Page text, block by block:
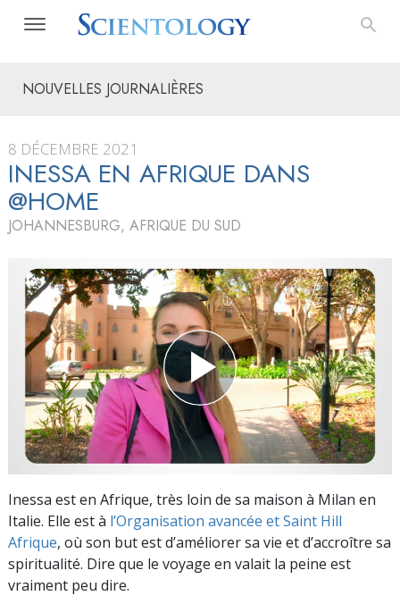
NOUVELLES JOURNALIÈRES
8 DÉCEMBRE 2021
INESSA EN AFRIQUE DANS
@HOME
JOHANNESBURG, AFRIQUE DU SUD
Inessa est en Afrique, très loin de sa maison à Milan en
Italie. Elle est à l’Organisation avancée et Saint Hill
Afrique, où son but est d’améliorer sa vie et d’accroître sa
spiritualité. Dire que le voyage en valait la peine est
vraiment peu dire.